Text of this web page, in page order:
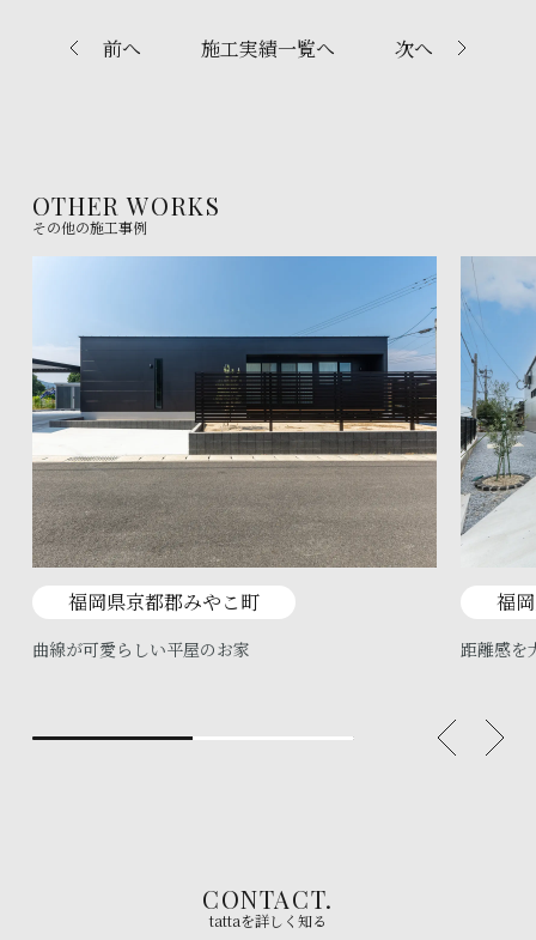
前へ 施工実績一覧へ 次へ
OTHER WORKS
その他の施工事例
福岡県京都郡みやこ町
曲線が可愛らしい平屋のお家
福
距離感を
CONTACT.
tattaを詳しく知る